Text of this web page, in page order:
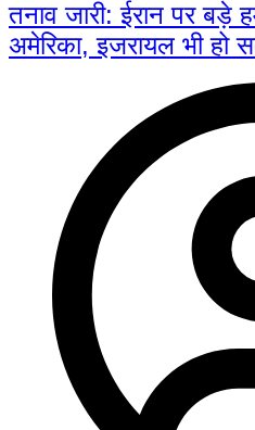
तनाव जारी: ईरान पर बड़े
अमेरिका, इजरायल भी हो